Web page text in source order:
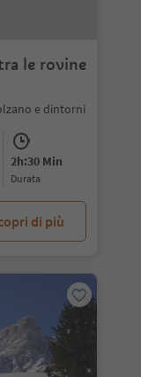
le rovine
e dintorni
2h:30 Min
durata
di più